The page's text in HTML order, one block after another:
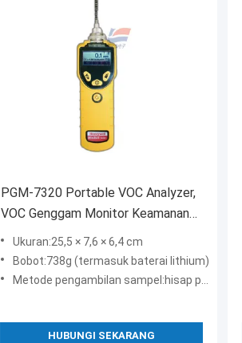
PGM-7320 Portable VOC Analyzer,
VOC Genggam Monitor Keamanan
Industri
Ukuran:25,5 × 7,6 × 6,4 cm
Bobot:738g (termasuk baterai lithium)
Metode pengambilan sampel:hisap pompa
HUBUNGI SEKARANG